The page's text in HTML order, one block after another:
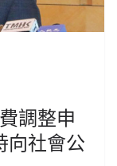
調整申
向社會公